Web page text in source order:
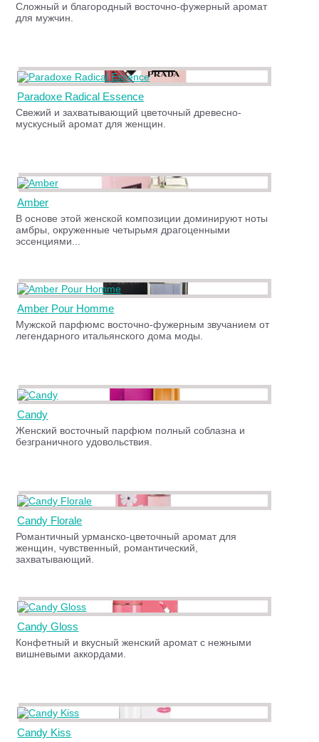
Сложный и благородный восточно-фужерный аромат
для мужчин.
Paradoxe Radical Essence
Свежий и захватывающий цветочный древесно-
мускусный аромат для женщин.
Amber
В основе этой женской композиции доминируют ноты
амбры, окруженные четырьмя драгоценными
эссенциями...
Amber Pour Homme
Мужской парфюмс восточно-фужерным звучанием от
легендарного итальянского дома моды.
Candy
Женский восточный парфюм полный соблазна и
безграничного удовольствия.
Candy Florale
Романтичный урманско-цветочный аромат для
женщин, чувственный, романтический,
захватывающий.
Candy Gloss
Конфетный и вкусный женский аромат с нежными
вишневыми аккордами.
Candy Kiss